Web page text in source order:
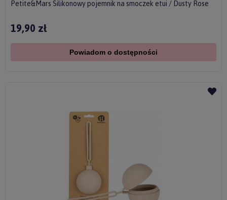
Petite&Mars Silikonowy pojemnik na smoczek etui / Dusty Rose
19,90 zł
Powiadom o dostępności